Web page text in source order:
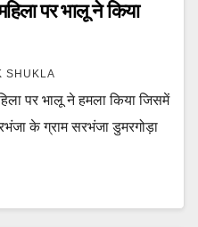
पर भालू ने किया
SHUKLA
पर भालू ने हमला किया जिसमें
के ग्राम सरभंजा डुमरगोड़ा